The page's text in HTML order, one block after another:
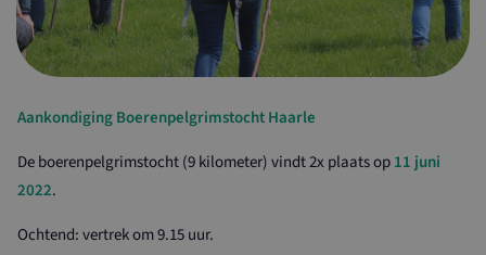
Aankondiging Boerenpelgrimstocht Haarle
De boerenpelgrimstocht (9 kilometer) vindt 2x plaats op11 juni
2022.
Ochtend: vertrek om 9.15 uur.